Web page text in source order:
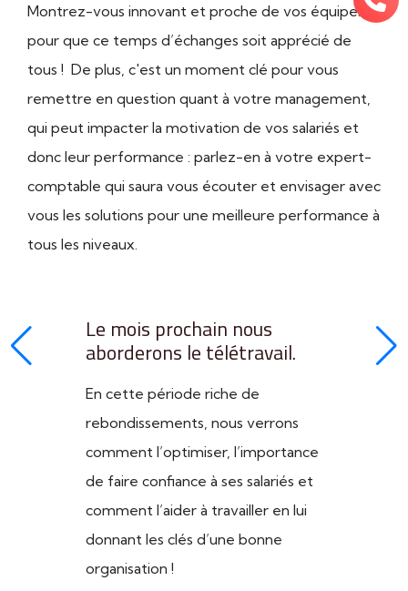
Montrez-vous innovant et proche de vos équipes
pour que ce temps d’échanges soit apprécié de
tous ! De plus, c'est un moment clé pour vous
remettre en question quant à votre management,
qui peut impacter la motivation de vos salariés et
donc leur performance : parlez-en à votre expert-
comptable qui saura vous écouter et envisager avec
vous les solutions pour une meilleure performance à
tous les niveaux.
Le mois prochain nous
aborderons le télétravail.
En cette période riche de
rebondissements, nous verrons
comment l’optimiser, l’importance
de faire confiance à ses salariés et
comment l’aider à travailler en lui
donnant les clés d’une bonne
organisation !